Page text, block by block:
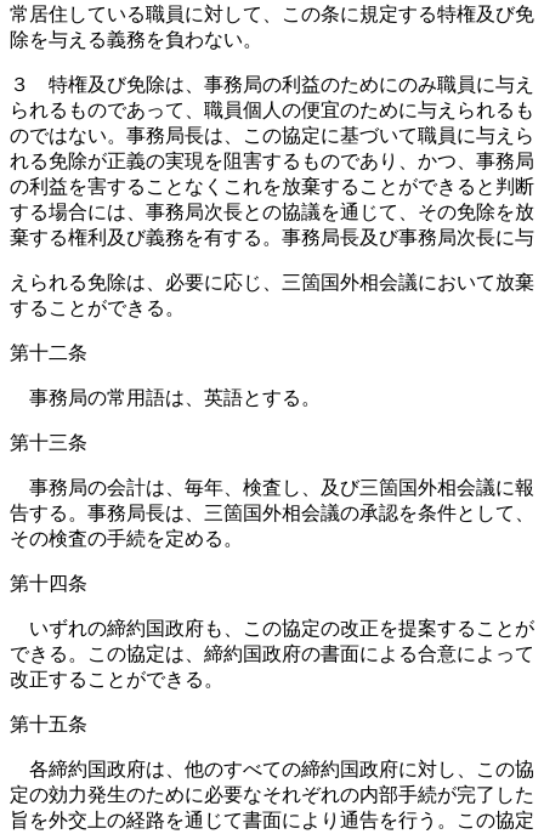
常居住している職員に対して、この条に規定する特権及び免
除を与える義務を負わない。
３ 特権及び免除は、事務局の利益のためにのみ職員に与え
られるものであって、職員個人の便宜のために与えられるも
のではない。事務局長は、この協定に基づいて職員に与えら
れる免除が正義の実現を阻害するものであり、かつ、事務局
の利益を害することなくこれを放棄することができると判断
する場合には、事務局次長との協議を通じて、その免除を放
棄する権利及び義務を有する。事務局長及び事務局次長に与
えられる免除は、必要に応じ、三箇国外相会議において放棄
することができる。
第十二条
事務局の常用語は、英語とする。
第十三条
事務局の会計は、毎年、検査し、及び三箇国外相会議に報
告する。事務局長は、三箇国外相会議の承認を条件として、
その検査の手続を定める。
第十四条
いずれの締約国政府も、この協定の改正を提案することが
できる。この協定は、締約国政府の書面による合意によって
改正することができる。
第十五条
各締約国政府は、他のすべての締約国政府に対し、この協
定の効力発生のために必要なそれぞれの内部手続が完了した
旨を外交上の経路を通じて書面により通告を行う。この協定